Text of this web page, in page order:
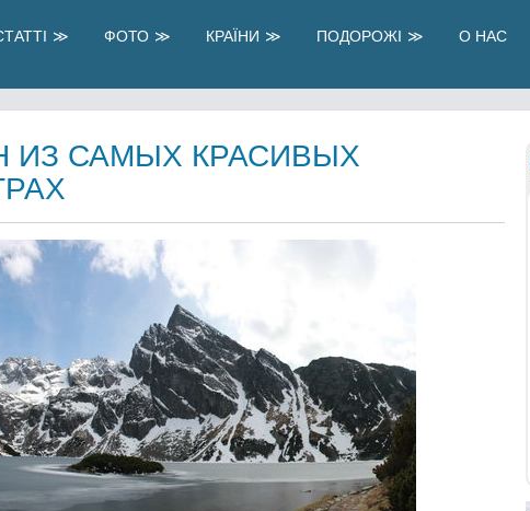
ФОТО КРАЇНИ ПОДОРОЖІ О НАС
ИЗ САМЫХ КРАСИВЫХ